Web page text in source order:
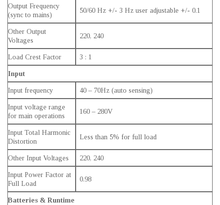
Output Frequency
(sync to mains)
50/60 Hz +/- 3 Hz user adjustable +/- 0.1
Other Output
Voltages
220, 240
Load Crest Factor 3 : 1
Input
Input frequency 40 – 70Hz (auto sensing)
Input voltage range
for main operations
160 – 280V
Input Total Harmonic
Distortion
Less than 5% for full load
Other Input Voltages 220, 240
Input Power Factor at
Full Load
0.98
Batteries & Runtime